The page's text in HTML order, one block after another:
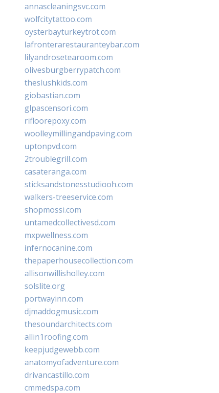
annascleaningsvc.com
wolfcitytattoo.com
oysterbayturkeytrot.com
lafronterarestauranteybar.com
lilyandrosetearoom.com
olivesburgberrypatch.com
theslushkids.com
giobastian.com
glpascensori.com
rifloorepoxy.com
woolleymillingandpaving.com
uptonpvd.com
2troublegrill.com
casateranga.com
sticksandstonesstudiooh.com
walkers-treeservice.com
shopmossi.com
untamedcollectivesd.com
mxpwellness.com
infernocanine.com
thepaperhousecollection.com
allisonwillisholley.com
solslite.org
portwayinn.com
djmaddogmusic.com
thesoundarchitects.com
allin1roofing.com
keepjudgewebb.com
anatomyofadventure.com
drivancastillo.com
cmmedspa.com